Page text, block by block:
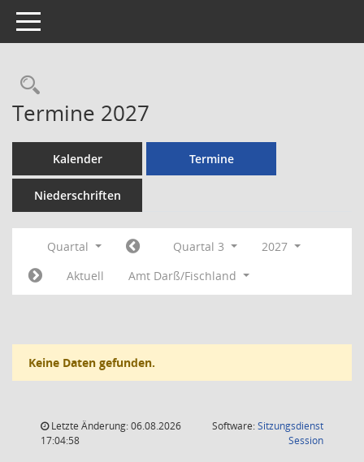
Toggle navigation
Rechercheauswahl
Termine 2027
Kalender Termine
Niederschriften
Quartal Quartal 3
2027
Aktuell
Amt Darß/Fischland
Keine Daten gefunden.
Letzte Änderung: 06.08.2026
17:04:58
Software:Sitzungsdienst
Session(Wird in